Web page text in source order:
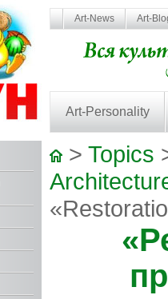
Art-News Art-
Art-Personality
> Topics